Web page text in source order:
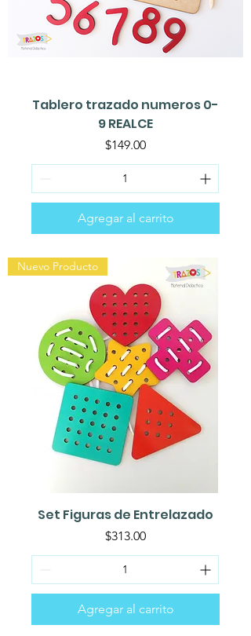
Tablero trazado numeros 0-
9 REALCE
Precio
$149.00
Agregar al carrito
Nuevo Producto
Set Figuras de Entrelazado
Precio
$313.00
Agregar al carrito